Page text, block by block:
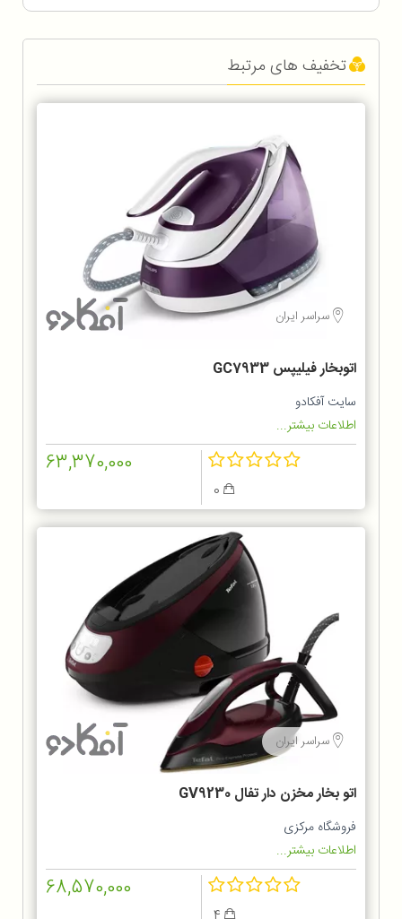
تخفیف های مرتبط
سراسر ایران
اتوبخار فیلیپس GC7933
سایت آفکادو
اطلاعات بیشتر...
63,370,000
سراسر ایران
اتو بخار مخزن دار تفال GV9230
فروشگاه مرکزی
اطلاعات بیشتر...
68,570,000